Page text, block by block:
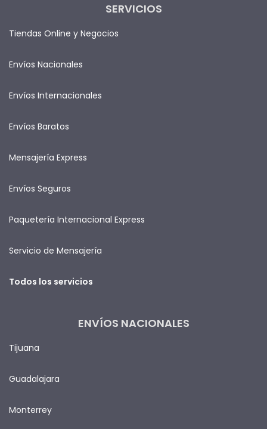
SERVICIOS
Tiendas Online y Negocios
Envíos Nacionales
Envíos Internacionales
Envíos Baratos
Mensajería Express
Envíos Seguros
Paquetería Internacional Express
Servicio de Mensajería
Todos los servicios
ENVÍOS NACIONALES
Tijuana
Guadalajara
Monterrey